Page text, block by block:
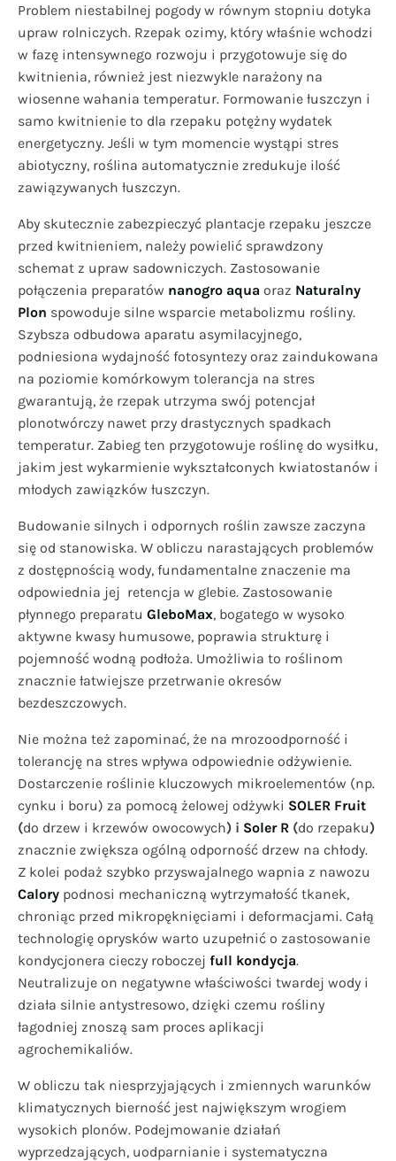
Problem niestabilnej pogody w równym stopniu dotyka
upraw rolniczych. Rzepak ozimy, który właśnie wchodzi
w fazę intensywnego rozwoju i przygotowuje się do
kwitnienia, również jest niezwykle narażony na
wiosenne wahania temperatur. Formowanie łuszczyn i
samo kwitnienie to dla rzepaku potężny wydatek
energetyczny. Jeśli w tym momencie wystąpi stres
abiotyczny, roślina automatycznie zredukuje ilość
zawiązywanych łuszczyn.
Aby skutecznie zabezpieczyć plantacje rzepaku jeszcze
przed kwitnieniem, należy powielić sprawdzony
schemat z upraw sadowniczych. Zastosowanie
połączenia preparatów nanogro aqua oraz Naturalny
Plon spowoduje silne wsparcie metabolizmu rośliny.
Szybsza odbudowa aparatu asymilacyjnego,
podniesiona wydajność fotosyntezy oraz zaindukowana
na poziomie komórkowym tolerancja na stres
gwarantują, że rzepak utrzyma swój potencjał
plonotwórczy nawet przy drastycznych spadkach
temperatur. Zabieg ten przygotowuje roślinę do wysiłku,
jakim jest wykarmienie wykształconych kwiatostanów i
młodych zawiązków łuszczyn.
Budowanie silnych i odpornych roślin zawsze zaczyna
się od stanowiska. W obliczu narastających problemów
z dostępnością wody, fundamentalne znaczenie ma
odpowiednia jej retencja w glebie. Zastosowanie
płynnego preparatu GleboMax, bogatego w wysoko
aktywne kwasy humusowe, poprawia strukturę i
pojemność wodną podłoża. Umożliwia to roślinom
znacznie łatwiejsze przetrwanie okresów
bezdeszczowych.
Nie można też zapominać, że na mrozoodporność i
tolerancję na stres wpływa odpowiednie odżywienie.
Dostarczenie roślinie kluczowych mikroelementów (np.
cynku i boru) za pomocą żelowej odżywki SOLER Fruit
(do drzew i krzewów owocowych) i Soler R (do rzepaku)
znacznie zwiększa ogólną odporność drzew na chłody.
Z kolei podaż szybko przyswajalnego wapnia z nawozu
Calory podnosi mechaniczną wytrzymałość tkanek,
chroniąc przed mikropęknięciami i deformacjami. Całą
technologię oprysków warto uzupełnić o zastosowanie
kondycjonera cieczy roboczej full kondycja.
Neutralizuje on negatywne właściwości twardej wody i
działa silnie antystresowo, dzięki czemu rośliny
łagodniej znoszą sam proces aplikacji
agrochemikaliów.
W obliczu tak niesprzyjających i zmiennych warunków
klimatycznych bierność jest największym wrogiem
wysokich plonów. Podejmowanie działań
wyprzedzających, uodparnianie i systematyczna